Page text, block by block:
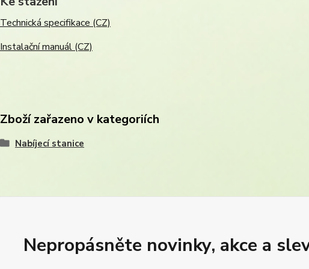
Technická specifikace (CZ)
Instalační manuál (CZ)
Zboží zařazeno v kategoriích
Nabíjecí stanice
Nepropásněte novinky, akce a